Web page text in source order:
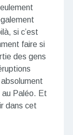
si c’est
faire si
des gens
Paléo. Et
dans cet